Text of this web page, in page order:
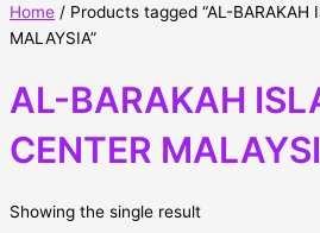
Home / Products tagged “AL-BARAKAH
MALAYSIA”
AL-BARAKAH
CENTER
Showing the single result